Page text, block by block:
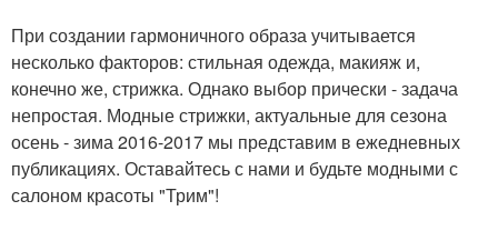
При создании гармоничного образа учитывается
несколько факторов: стильная одежда, макияж и,
конечно же, стрижка. Однако выбор прически - задача
непростая. Модные стрижки, актуальные для сезона
осень - зима 2016-2017 мы представим в ежедневных
публикациях. Оставайтесь с нами и будьте модными с
салоном красоты "Трим"!